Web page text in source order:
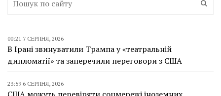
00:21 7 СЕРПНЯ, 2026
В Ірані звинуватили Трампа у «театральній
дипломатії» та заперечили переговори з США
23:59 6 СЕРПНЯ, 2026